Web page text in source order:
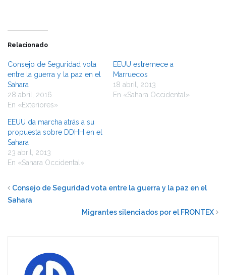
Relacionado
Consejo de Seguridad vota
entre la guerra y la paz en el
Sahara
28 abril, 2016
En «Exteriores»
EEUU estremece a
Marruecos
18 abril, 2013
En «Sahara Occidental»
EEUU da marcha atrás a su
propuesta sobre DDHH en el
Sahara
23 abril, 2013
En «Sahara Occidental»
Consejo de Seguridad vota entre la guerra y la paz en el
Sahara
Migrantes silenciados por el FRONTEX